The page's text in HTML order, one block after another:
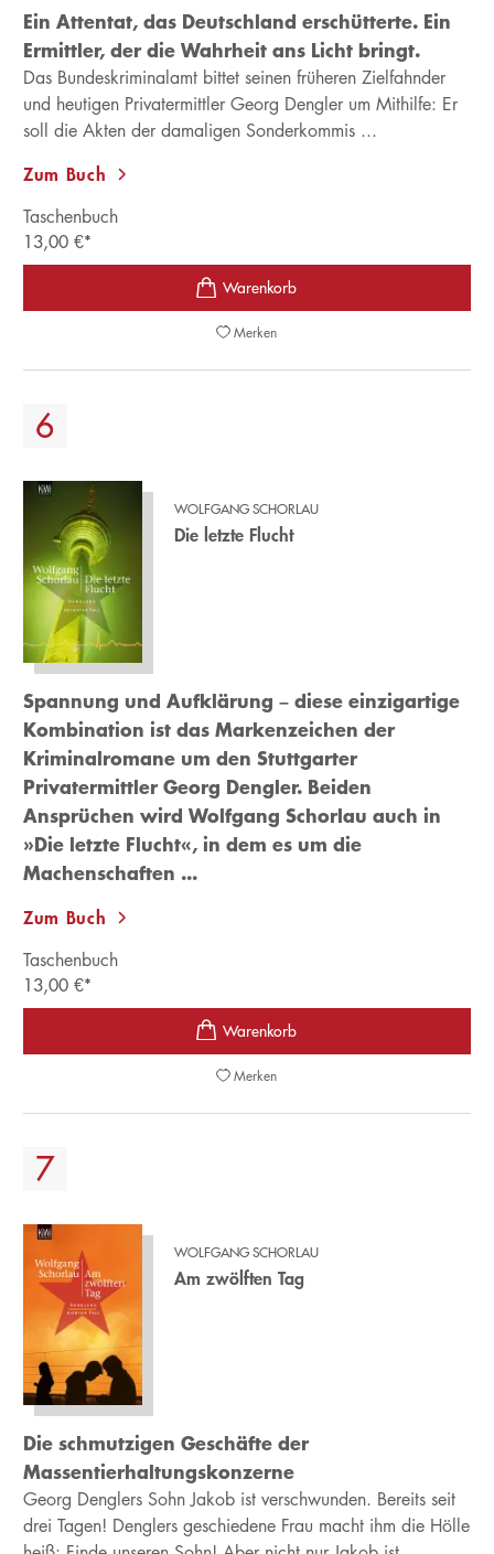
Ein Attentat, das Deutschland erschütterte. Ein
Ermittler, der die Wahrheit ans Licht bringt.
Das Bundeskriminalamt bittet seinen früheren Zielfahnder
und heutigen Privatermittler Georg Dengler um Mithilfe: Er
soll die Akten der damaligen Sonderkommis ...
Zum Buch
Taschenbuch
13,00 €*
Merken
WOLFGANG SCHORLAU
Die letzte Flucht
Spannung und Aufklärung – diese einzigartige
Kombination ist das Markenzeichen der
Kriminalromane um den Stuttgarter
Privatermittler Georg Dengler. Beiden
Ansprüchen wird Wolfgang Schorlau auch in
»Die letzte Flucht«, in dem es um die
Machenschaften ...
Zum Buch
Taschenbuch
13,00 €*
Merken
WOLFGANG SCHORLAU
Am zwölften Tag
Die schmutzigen Geschäfte der
Massentierhaltungskonzerne
Georg Denglers Sohn Jakob ist verschwunden. Bereits seit
drei Tagen! Denglers geschiedene Frau macht ihm die Hölle